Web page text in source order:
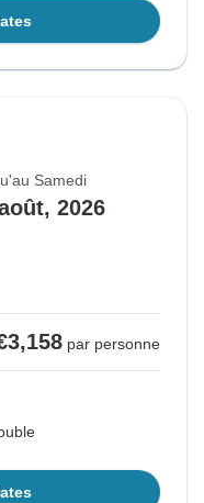
Samedi
2026
par personne